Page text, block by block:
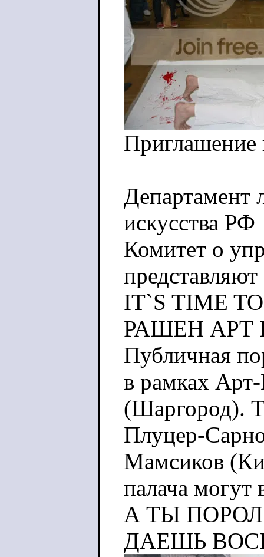
Департамент
искусства РФ
Комитет о
IT`S TIME
РАШЕН АРТ
Публичная
в рамках
(Шаргород).
Плуцер-
Мамсиков
палача
А ТЫ
ДАЕШЬ